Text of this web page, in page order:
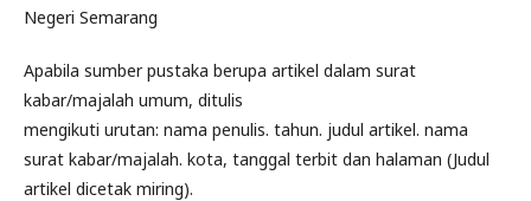
Negeri Semarang
Apabila sumber pustaka berupa artikel dalam surat
kabar/majalah umum, ditulis
mengikuti urutan: nama penulis. tahun. judul artikel. nama
surat kabar/majalah. kota, tanggal terbit dan halaman (Judul
artikel dicetak miring).